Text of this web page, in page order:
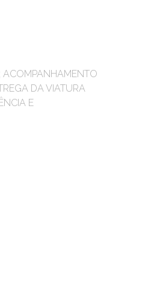
ACOMPANHAMENTO
DA VIATURA
E